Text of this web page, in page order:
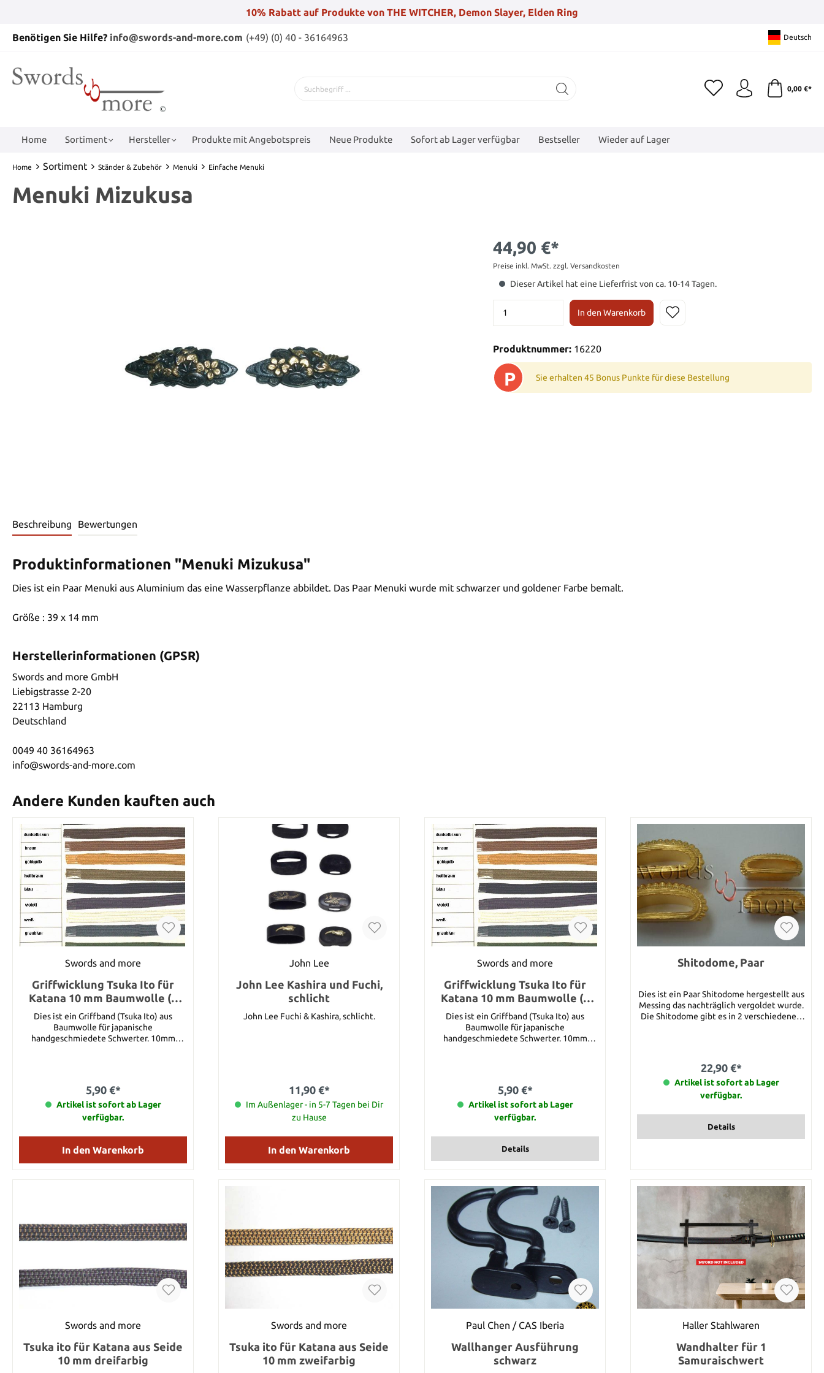
10% Rabatt auf Produkte von THE WITCHER, Demon Slayer, Elden Ring
Benötigen Sie Hilfe? info@swords-and-more.com (+49) (0) 40 - 36164963 Deutsch
0,00 €*
Home Sortiment Hersteller Produkte mit Angebotspreis Neue Produkte Sofort ab Lager verfügbar Bestseller Wieder auf Lager
Home Sortiment Ständer & Zubehör Menuki Einfache Menuki
Menuki Mizukusa
44,90 €*
Preise inkl. MwSt. zzgl. Versandkosten
Dieser Artikel hat eine Lieferfrist von ca. 10-14 Tagen.
In den Warenkorb
Produktnummer: 16220
P Sie erhalten 45 Bonus Punkte für diese Bestellung
Beschreibung Bewertungen
Produktinformationen "Menuki Mizukusa"
Dies ist ein Paar Menuki aus Aluminium das eine Wasserpflanze abbildet. Das Paar Menuki wurde mit schwarzer und goldener Farbe bemalt.
Größe : 39 x 14 mm
Herstellerinformationen (GPSR)
Swords and more GmbH
Liebigstrasse 2-20
22113 Hamburg
Deutschland
0049 40 36164963
info@swords-and-more.com
Andere Kunden kauften auch
Swords and more
Griffwicklung Tsuka Ito für
Katana 10 mm Baumwolle (1
Meter)
Dies ist ein Griffband (Tsuka Ito) aus
Baumwolle für japanische
handgeschmiedete Schwerter. 10mm
weiß, graublau und grün. Bitte wählen Sie
zuerst die Farbe aus die Sie haben
möchten. Dieser Artikel steht für 1 Meter
gesamte Länge Ihrer Bestellung legen Sie
durch die Anzahl dieses Artikels fest.
Ihren Warenkorb, so erhalten Sie von uns 7
Meter Tsuka Ito. Selbstverständlich werden
5,90 €*
Artikel ist sofort ab Lager
verfügbar.
In den Warenkorb
John Lee
John Lee Kashira und Fuchi,
schlicht
John Lee Fuchi & Kashira, schlicht.
11,90 €*
Im Außenlager - in 5-7 Tagen bei Dir
zu Hause
In den Warenkorb
Swords and more
Griffwicklung Tsuka Ito für
Katana 10 mm Baumwolle (1
Meter)
Dies ist ein Griffband (Tsuka Ito) aus
Baumwolle für japanische
handgeschmiedete Schwerter. 10mm
weiß, graublau und grün. Bitte wählen Sie
zuerst die Farbe aus die Sie haben
möchten. Dieser Artikel steht für 1 Meter
gesamte Länge Ihrer Bestellung legen Sie
durch die Anzahl dieses Artikels fest.
Nehmen Sie also diesen Artikel 7 mal in
Ihren Warenkorb, so erhalten Sie von uns 7
Meter Tsuka Ito. Selbstverständlich werden
wir die Tsuka Ito in einem Stück an Sie
versenden.
5,90 €*
Artikel ist sofort ab Lager
verfügbar.
Details
Shitodome, Paar
Dies ist ein Paar Shitodome hergestellt aus
Messing das nachträglich vergoldet wurde.
Die Shitodome gibt es in 2 verschiedenen
22,90 €*
Artikel ist sofort ab Lager
verfügbar.
Details
Swords and more
Tsuka ito für Katana aus Seide
10 mm dreifarbig
Swords and more
Tsuka ito für Katana aus Seide
10 mm zweifarbig
Paul Chen / CAS Iberia
Wallhanger Ausführung
schwarz
Haller Stahlwaren
Wandhalter für 1
Samuraischwert